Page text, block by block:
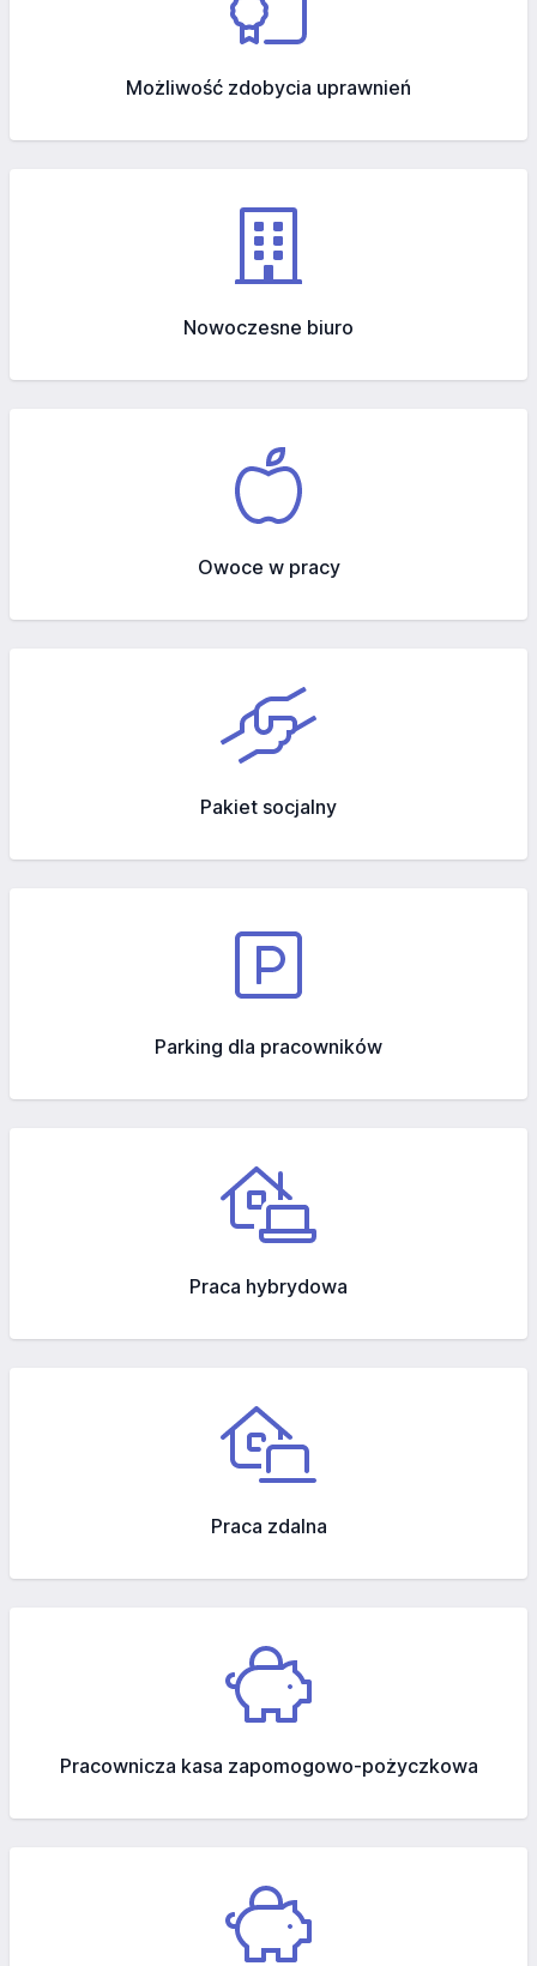
Możliwość zdobycia uprawnień
Nowoczesne biuro
Owoce w pracy
Pakiet socjalny
Parking dla pracowników
Praca hybrydowa
Praca zdalna
Pracownicza kasa zapomogowo-pożyczkowa